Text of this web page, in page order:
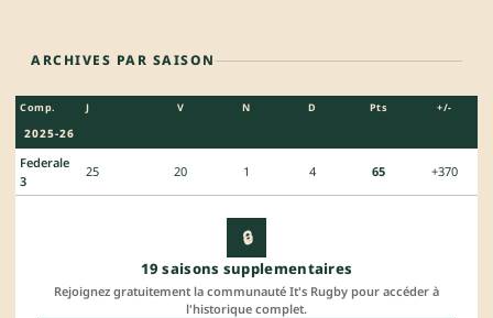
ARCHIVES PAR SAISON
Comp. J V N D Pts +/-
2025-26
Federale
3
25 20 1 4 65 +370
🔒
19 saisons supplementaires
Rejoignez gratuitement la communauté It's Rugby pour accéder à
l'historique complet.